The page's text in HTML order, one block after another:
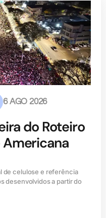
6 AGO 2026
do Roteiro
de celulose e referência
desenvolvidos a partir do